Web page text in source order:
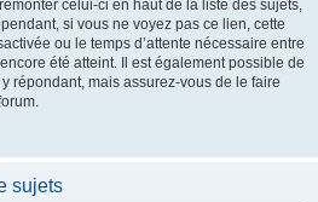
celui-ci en haut de la liste des sujets,
si vous ne voyez pas ce lien, cette
ou le temps d’attente nécessaire entre
été atteint. Il est également possible de
répondant, mais assurez-vous de le faire
sujets